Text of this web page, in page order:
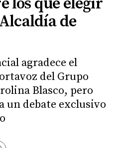
los que elegir
de
agradece el
del Grupo
Blasco, pero
un debate exclusivo